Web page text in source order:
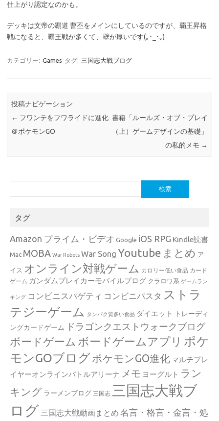
仕上がり認定なのかも。
デッキは文帝の覇道 曹丕をメインにしているのですが、覇王昇格
戦になると、覇王戦が多くて、壁が厚いです(｡･_･｡)
カテゴリー: Games タグ: 三国志大戦ブログ
投稿ナビゲーション
← フワンテをフワライドに進化
＠ポケモンGO
書籍「ルールズ・オブ・プレイ
（上）ゲームデザインの基礎」
の私的メモ →
索:
タグ
Amazon プライム・ビデオ Google iOS RPG Kindle読書
Mac MOBA War Robots War Song Youtube まとめ ア
イス オンライン対戦ゲーム カロリー低い食品 カード
ゲーム ガンダムブレイカーモバイルブログ クラロワ系 ゲームラン
キング コンビニスパゲティ コンビニパスタ ストラ
テジーゲーム
タンパク質多い食品 ダイエット
トレーディ
ングカードゲーム
ドラゴンクエストウォークブログ
ボードゲーム ボードゲームアプリ ポケ
モンGOブログ ポケモンGO進化 マルチプレ
イヤーオンラインバトルアリーナ メモ ヨーグルト ラン
キング ラーメンブログ 三国志 三国志大戦ブ
ログ 三国志大戦動画まとめ 名言・格言・金言・処